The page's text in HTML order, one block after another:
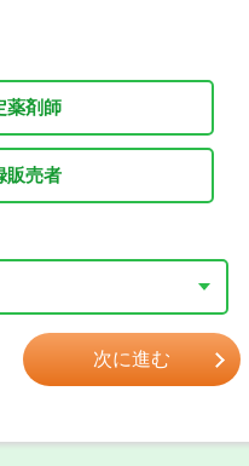
薬剤師
販売者
次に進む